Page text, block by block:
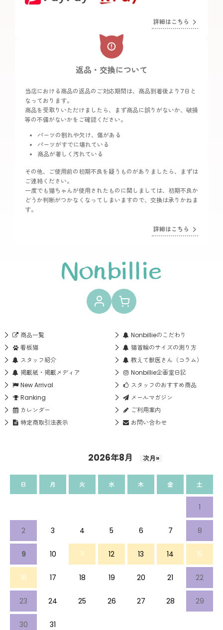
詳細はこちら
返品・交換について
当店における商品の返品のご対応期間は、商品到着後より7日と
なっております。
商品を受取りいただけましたら、まず商品に誤りがないか、破損
等の不備がないかをご確認ください。
パーツの割れや欠け、傷がある
パーツがすでに壊れている
商品が著しく汚れている
その他、ご使用前の初期不良を疑うものがありましたら、まずは
ご連絡ください。
一度でも猫ちゃんが使用されたものに関しましては、初期不良か
どうか判断がつかなくなってしまいますので、交換は承りかねま
す。
詳細はこちら
商品一覧
Nonbillieのこだわり
看板猫
猫首輪のサイズの測り方
スタッフ紹介
教えて獣医さん（コラム）
掲載紙・掲載メディア
Nonbillie企画室日記
New Arrival
スタッフのおすすめ商品
Ranking
メールマガジン
カレンダー
ご利用案内
特定商取引法表示
お問い合わせ
2026年8月 次月»
日 月 火 水 木 金 土
1
2 3 4 5 6 7 8
9 10 11 12 13 14 15
16 17 18 19 20 21 22
23 24 25 26 27 28 29
30 31